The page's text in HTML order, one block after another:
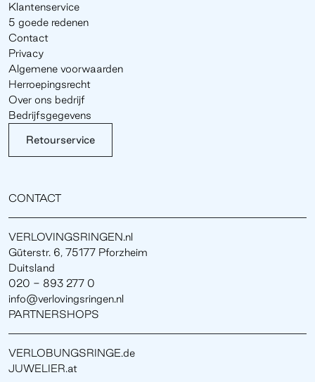
Klantenservice
5 goede redenen
Contact
Privacy
Algemene voorwaarden
Herroepingsrecht
Over ons bedrijf
Bedrijfsgegevens
Retourservice
CONTACT
VERLOVINGSRINGEN.nl
Güterstr. 6, 75177 Pforzheim
Duitsland
020 - 893 277 0
info@verlovingsringen.nl
PARTNERSHOPS
VERLOBUNGSRINGE.de
JUWELIER.at